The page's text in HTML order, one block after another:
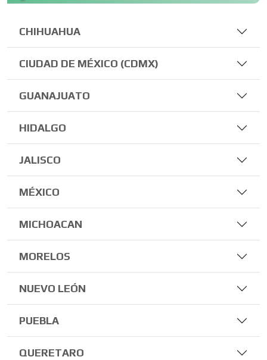
CHIHUAHUA
CIUDAD DE MÉXICO (CDMX)
GUANAJUATO
HIDALGO
JALISCO
MÉXICO
MICHOACAN
MORELOS
NUEVO LEÓN
PUEBLA
QUERETARO